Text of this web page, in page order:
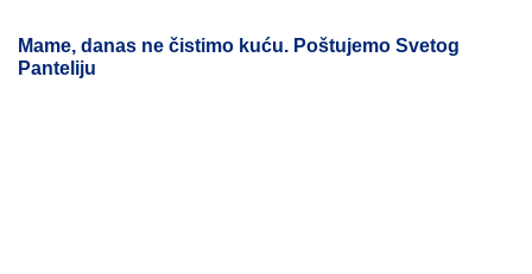
Mame, danas ne čistimo kuću. Poštujemo Svetog
Panteliju